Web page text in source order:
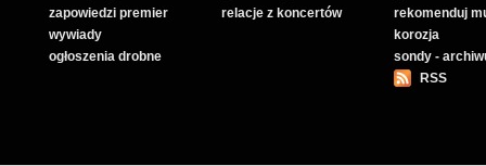
zapowiedzi premier
wywiady
ogłoszenia drobne
relacje z koncertów
rekomenduj
korozja
sondy -
RSS